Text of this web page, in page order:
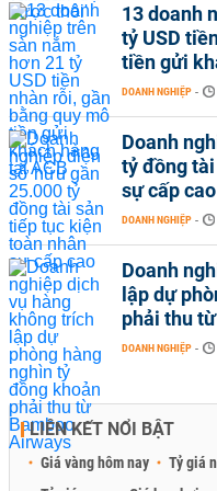
13 doanh
tỷ USD
tiền gửi
DOANH NGHIỆP -
Doanh
tỷ đồng
sự cấp cao
DOANH NGHIỆP -
Doanh
lập dự
phải thu
DOANH NGHIỆP -
LIÊN KẾT NỔI BẬT
Giá vàng hôm nay Tỷ giá